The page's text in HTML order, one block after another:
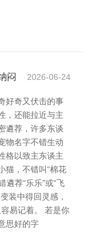
闷 2026-06-24
好奇又伏击的事
，还能拉近与主
遴荐，许多东谈
物名字不错生动
格以致主东谈主
猫，不错叫“棉花
遴荐“乐乐”或“飞
装中得回灵感，
容易记着。 若是你
思好的字